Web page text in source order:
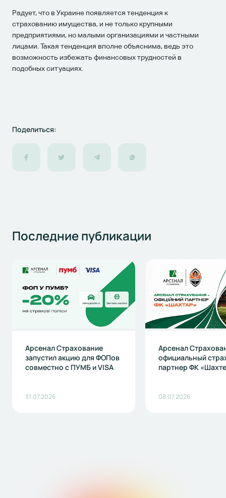
Радует, что в Украине появляется тенденция к
страхованию имущества, и не только крупными
предприятиями, но малыми организациями и частными
лицами. Такая тенденция вполне объяснима, ведь это
возможность избежать финансовых трудностей в
подобных ситуациях.
Поделиться:
Последниепубликации
Арсенал Страхование
запустил акцию для ФОПов
совместно с ПУМБ и VISA
31.07.2026
Арсенал
официальный
партнер ФК
08.07.2026